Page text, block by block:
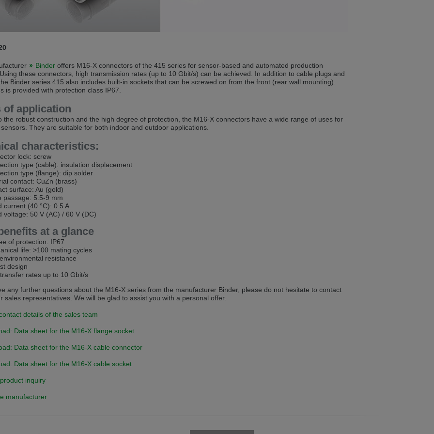
version
verzi
je právě používaný jazyk. Tato stránka je také k dispozici v němčině. Přejete si přejít na německou verzi?
v této verzi
Sprache als die derzeit angezeigte bevorzugt. Diese Webseite ist auch auf Deutsch verfügbar. Möchten
dieser Version bleiben
je právě používaný jazyk. Tato stránka je k dispozici také v angličtině. Přejete si přepnout na anglickou verzi?
v této verzi
another language than the selected one. This website is also available in English. Would you like to switch to
version
Binder offers M16-X connectors of the 415 series for sensor-based and automated production
these connectors, high transmission rates (up to 10 Gbit/s) can be achieved. In addition to cable plugs and
Binder series 415 also includes built-in sockets that can be screwed on from the front (rear wall mounting).
is provided with protection class IP67.
of application
the robust construction and the high degree of protection, the M16-X connectors have a wide range of uses for
They are suitable for both indoor and outdoor applications.
characteristics:
lock: screw
type (cable): insulation displacement
type (flange): dip solder
contact: CuZn (brass)
surface: Au (gold)
passage: 5.5-9 mm
current (40 °C): 0.5 A
voltage: 50 V (AC) / 60 V (DC)
at a glance
of protection: IP67
life: >100 mating cycles
resistance
design
rates up to 10 Gbit/s
any further questions about the M16-X series from the manufacturer Binder, please do not hesitate to contact
sales representatives. We will be glad to assist you with a personal offer.
details of the sales team
Data sheet for the M16-X flange socket
Data sheet for the M16-X cable connector
Data sheet for the M16-X cable socket
inquiry
manufacturer